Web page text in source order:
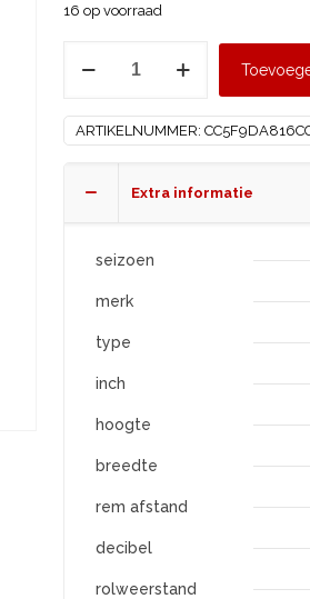
16 op voorraad
POTENZA
ARTIKELNUMMER:
Extra informatie
seizoen
merk
type
inch
hoogte
breedte
rem afstand
decibel
rolweerstand